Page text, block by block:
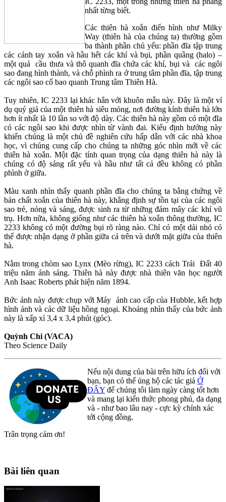
nhất từng biết.
Các thiên hà xoắn điển hình như Milky
Way (thiên hà của chúng ta) thường gồm
ba thành phần chủ yếu: phần đĩa tập trung
các cánh tay xoắn và hầu hết các khí và bụi, phần quầng (halo) –
một quả cầu thưa và thô quanh đĩa chứa các khí, bụi và các ngôi
sao đang hình thành, và chỗ phình ra ở trung tâm phần đĩa, tập trung
các ngôi sao cổ bao quanh Trung tâm Thiên Hà.
Tuy nhiên, IC 2233 lại khác hẳn với khuôn mẫu này. Đây là một ví
dụ quý giá của một thiên hà siêu mỏng, nơi đường kính thiên hà lớn
hơn ít nhất là 10 lần so với độ dày. Các thiên hà này gồm có một đĩa
có các ngôi sao khi được nhìn từ vành đai. Kiểu định hướng này
khiến chúng là một chủ đề nghiên cứu hấp dẫn với các nhà khoa
học, vì chúng cung cấp cho chúng ta những góc nhìn mới về các
thiên hà xoắn. Một đặc tính quan trọng của dạng thiên hà này là
chúng có độ sáng rất yếu và hầu như tất cả đều không có phần
phình ở giữa.
Màu xanh nhìn thấy quanh phần đĩa cho chúng ta bằng chứng về
bản chất xoắn của thiên hà này, khẳng định sự tồn tại của các ngôi
sao trẻ, nóng và sáng, được sinh ra từ những đám mây các khí vũ
trụ. Hơn nữa, không giống như các thiên hà xoắn thông thường, IC
2233 không có một đường bụi rõ ràng nào. Chỉ có một dải nhỏ có
thể được nhận dạng ở phần giữa cả trên và dưới mặt giữa của thiên
hà.
Nằm trong chòm sao Lynx (Mèo rừng), IC 2233 cách Trái Đất 40
triệu năm ánh sáng. Thiên hà này được nhà thiên văn học người
Anh Isaac Roberts phát hiện năm 1894.
Bức ảnh này được chụp với Máy ảnh cao cấp của Hubble, kết hợp
hình ảnh và các dữ liệu hồng ngoại. Khoảng nhìn thấy của bức ảnh
này là xấp xỉ 3,4 x 3,4 phút (góc).
Quỳnh Chi (VACA)
Theo Science Daily
Nếu nội dung của bài trên hữu ích đối với
bạn, bạn có thể ủng hộ các tác giả Ở
ĐÂY để chúng tôi làm ngày càng tốt hơn
và mang lại kiến thức phong phú, đa dạng
và - như bao lâu nay - cực kỳ chính xác
tới cộng đồng.
Trân trọng cám ơn!
Bài liên quan